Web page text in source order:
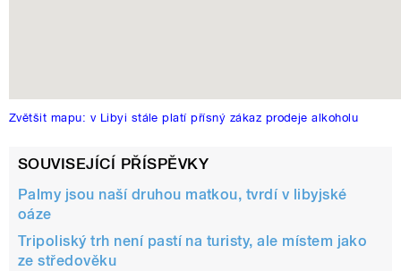
Zvětšit mapu: v Libyi stále platí přísný zákaz prodeje alkoholu
SOUVISEJÍCÍ PŘÍSPĚVKY
Palmy jsou naší druhou matkou, tvrdí v libyjské
oáze
Tripoliský trh není pastí na turisty, ale místem jako
ze středověku